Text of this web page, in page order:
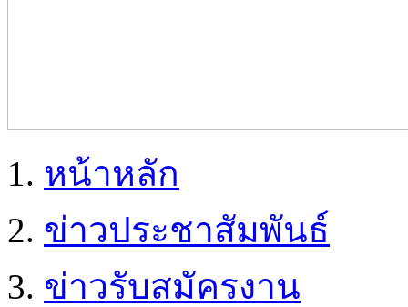
หน้าหลัก
ข่าวประชาสัมพันธ์
ข่าวรับสมัครงาน